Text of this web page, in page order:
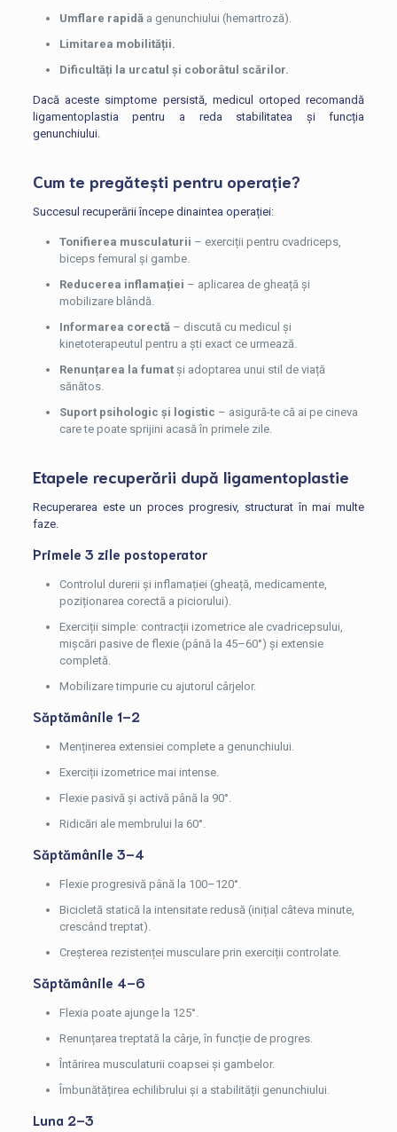
Umflare rapidăa genunchiului (hemartroză).
Limitarea mobilității.
Dificultăți la urcatul și coborâtul scărilor.
Dacă aceste simptome persistă, medicul ortoped recomandă
ligamentoplastia pentru a reda stabilitatea și funcția
genunchiului.
Cum te pregătești pentru operație?
Succesul recuperării începe dinaintea operației:
Tonifierea musculaturii – exerciții pentru cvadriceps,
biceps femural și gambe.
Reducerea inflamației – aplicarea de gheață și
mobilizare blândă.
Informarea corectă– discută cu medicul și
kinetoterapeutul pentru a ști exact ce urmează.
Renunțarea la fumatși adoptarea unui stil de viață
sănătos.
Suport psihologic și logistic – asigură-te că ai pe cineva
care te poate sprijini acasă în primele zile.
Etapele recuperării după ligamentoplastie
Recuperarea este un proces progresiv, structurat în mai multe
faze.
Primele 3 zile postoperator
Controlul durerii și inflamației (gheață, medicamente,
poziționarea corectă a piciorului).
Exerciții simple: contracții izometrice ale cvadricepsului,
mișcări pasive de flexie (până la 45–60°) și extensie
completă.
Mobilizare timpurie cu ajutorul cârjelor.
Săptămânile 1–2
Menținerea extensiei complete a genunchiului.
Exerciții izometrice mai intense.
Flexie pasivă și activă până la 90°.
Ridicări ale membrului la 60°.
Săptămânile 3–4
Flexie progresivă până la 100–120°.
Bicicletă statică la intensitate redusă (inițial câteva minute,
crescând treptat).
Creșterea rezistenței musculare prin exerciții controlate.
Săptămânile 4–6
Flexia poate ajunge la 125°.
Renunțarea treptată la cârje, în funcție de progres.
Întărirea musculaturii coapsei și gambelor.
Îmbunătățirea echilibrului și a stabilității genunchiului.
Luna 2–3